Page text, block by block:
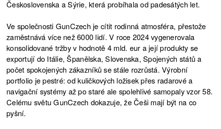
Československa a Sýrie, která probíhala od padesátých let.
Ve společnosti GunCzech je cítit rodinná atmosféra, přestože
zaměstnává více než 6000 lidí. V roce 2024 vygenerovala
konsolidované tržby v hodnotě 4 mld. eur a její produkty se
exportují do Itálie, Španělska, Slovenska, Spojených států a
počet spokojených zákazníků se stále rozrůstá. Výrobní
portfolio je pestré: od kuličkových ložisek přes radarové a
navigační systémy až po staré ale spolehlivé samopaly vzor 58.
Celému světu GunCzech dokazuje, že Češi mají být na co
pyšní.